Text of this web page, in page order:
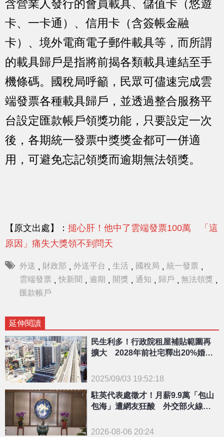
含營業人發行的會員載具、儲值卡（悠遊
卡、一卡通）、信用卡（含簽帳金融
卡）、境外電商電子郵件載具等，而所謂
的載具歸戶是指將前揭各類載具連結至手
機條碼。國稅局呼籲，民眾可儘速完成雲
端發票各種載具歸戶，並透過整合服務平
台設定匯款帳戶領獎功能，只要設定一次
後，各期統一發票中獎獎金都可一併適
用，可避免忘記領獎而逾期無法領獎。
【原文出處】： 搥心肝！他中了雲端發票100萬 「這
原因」痛失大獎領不到問天
外送 , 財政部 , 外送平台 , 生活 , 國稅局 , 統一發票 ,
雲端發票 , 快新聞 , 逾期 , 開獎 , 通知 , 歸戶 , 無法領獎 ,
匯款帳戶
延伸閱讀
{PLAYICON}
民生利多！行政院租屋補貼範圍再
擴大 2028年前社宅釋出20%婚育
2025/09/03 19:52:18
駐英代表處徵才！月薪9.9萬「包山
包海」遭網友狂酸 外交部火線回
2026-08-06 20:24